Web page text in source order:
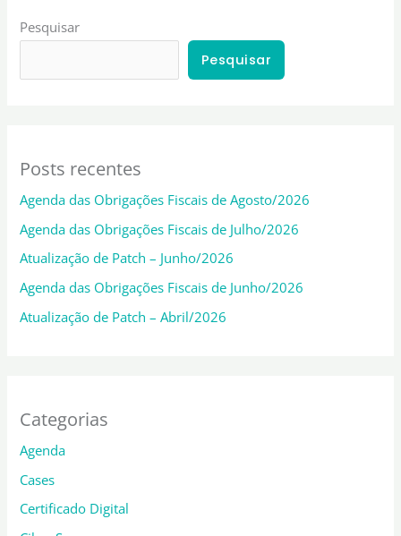
Pesquisar
Pesquisar
Posts recentes
Agenda das Obrigações Fiscais de Agosto/2026
Agenda das Obrigações Fiscais de Julho/2026
Atualização de Patch – Junho/2026
Agenda das Obrigações Fiscais de Junho/2026
Atualização de Patch – Abril/2026
Categorias
Agenda
Cases
Certificado Digital